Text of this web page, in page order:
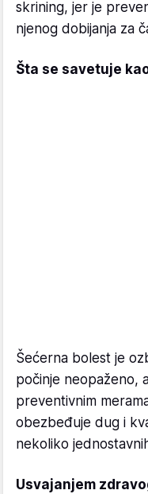
skrining, jer je
njenog dobijanja za
Šta se savetuje
Šećerna bolest je
počinje neopaženo,
preventivnim
obezbeđuje dug i
nekoliko
Usvajanjem